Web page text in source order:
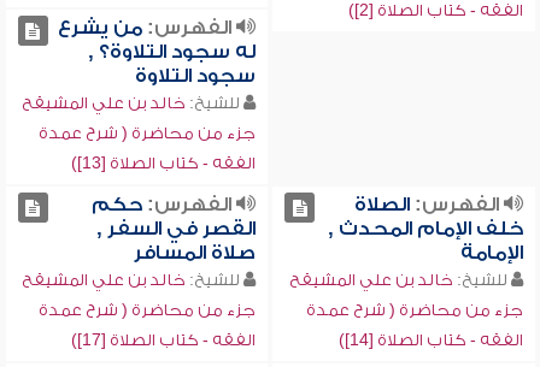
الفقه - كتاب الصلاة [2])
الفهرس:من يشرع
له سجود التلاوة؟ ,
سجود التلاوة
للشيخ: خالد بن علي المشيقح
جزء من محاضرة ( شرح عمدة
الفقه - كتاب الصلاة [13])
الفهرس:الصلاة
خلف الإمام المحدث ,
الإمامة
للشيخ: خالد بن علي المشيقح
جزء من محاضرة ( شرح عمدة
الفقه - كتاب الصلاة [14])
الفهرس:حكم
القصر في السفر ,
صلاة المسافر
للشيخ: خالد بن علي المشيقح
جزء من محاضرة ( شرح عمدة
الفقه - كتاب الصلاة [17])